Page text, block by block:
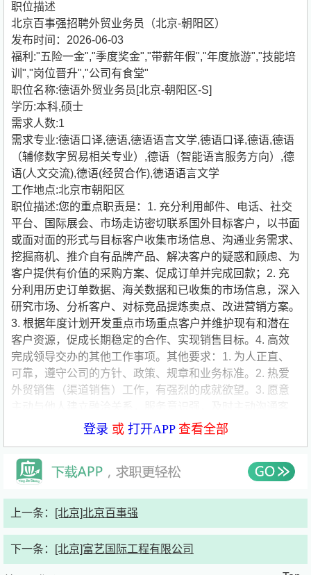
职位描述
北京百事强招聘外贸业务员（北京-朝阳区）
发布时间：2026-06-03
福利:"五险一金","季度奖金","带薪年假","年度旅游","技能培
训","岗位晋升","公司有食堂"
职位名称:德语外贸业务员[北京-朝阳区-S]
学历:本科,硕士
需求人数:1
需求专业:德语口译,德语,德语语言文学,德语口译,德语,德语
（辅修数字贸易相关专业）,德语（智能语言服务方向）,德
语(人文交流),德语(经贸合作),德语语言文学
工作地点:北京市朝阳区
职位描述:您的重点职责是：1. 充分利用邮件、电话、社交
平台、国际展会、市场走访密切联系国外目标客户，以书面
或面对面的形式与目标客户收集市场信息、沟通业务需求、
挖掘商机、推介自有品牌产品、解决客户的疑惑和顾虑、为
客户提供有价值的采购方案、促成订单并完成回款；2. 充
分利用历史订单数据、海关数据和已收集的市场信息，深入
研究市场、分析客户、对标竞品提炼卖点、改进营销方案。
3. 根据年度计划开发重点市场重点客户并维护现有和潜在
客户资源，促成长期稳定的合作、实现销售目标。4. 高效
完成领导交办的其他工作事项。其他要求：1. 为人正直、
可靠，遵守公司的方针、政策、规章和业务标准。2. 热爱
外贸销售（渠道销售）工作，有强烈的成就欲望。3. 愿意
户，赢得客户信任。4. 能够保持积极乐观的心态，善于处
差。
简历接收邮箱:bestchoicehr@163.com
北京百事强?(BEST?CHOICE?INTERNATIONAL?
MAMMUT四个自有品牌，产品涵盖夏季胎、冬季胎、全季
登录 或 打开APP查看全部
上一条： [北京]北京百事强
下一条： [北京]富艺国际工程有限公司